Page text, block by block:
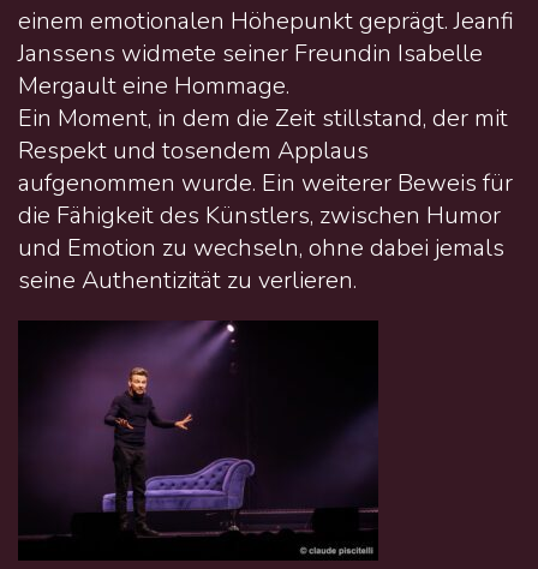
einem emotionalen Höhepunkt geprägt. Jeanfi
Janssens widmete seiner Freundin Isabelle
Mergault eine Hommage.
Ein Moment, in dem die Zeit stillstand, der mit
Respekt und tosendem Applaus
aufgenommen wurde. Ein weiterer Beweis für
die Fähigkeit des Künstlers, zwischen Humor
und Emotion zu wechseln, ohne dabei jemals
seine Authentizität zu verlieren.